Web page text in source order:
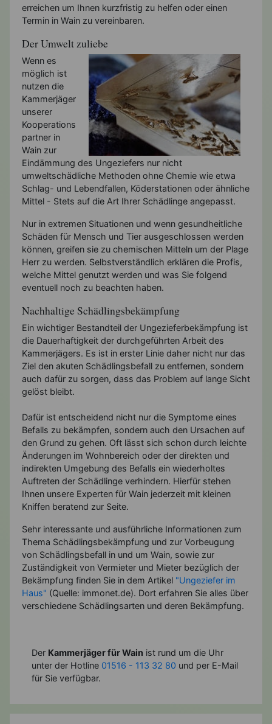
erreichen um Ihnen kurzfristig zu helfen oder einen
Termin in Wain zu vereinbaren.
Der Umwelt zuliebe
Wenn es
möglich ist
nutzen die
Kammerjäger
unserer
Kooperations
partner in
Wain zur
Eindämmung des Ungeziefers nur nicht
umweltschädliche Methoden ohne Chemie wie etwa
Schlag- und Lebendfallen, Köderstationen oder ähnliche
Mittel - Stets auf die Art Ihrer Schädlinge angepasst.
Nur in extremen Situationen und wenn gesundheitliche
Schäden für Mensch und Tier ausgeschlossen werden
können, greifen sie zu chemischen Mitteln um der Plage
Herr zu werden. Selbstverständlich erklären die Profis,
welche Mittel genutzt werden und was Sie folgend
eventuell noch zu beachten haben.
Nachhaltige Schädlingsbekämpfung
Ein wichtiger Bestandteil der Ungezieferbekämpfung ist
die Dauerhaftigkeit der durchgeführten Arbeit des
Kammerjägers. Es ist in erster Linie daher nicht nur das
Ziel den akuten Schädlingsbefall zu entfernen, sondern
auch dafür zu sorgen, dass das Problem auf lange Sicht
gelöst bleibt.
Dafür ist entscheidend nicht nur die Symptome eines
Befalls zu bekämpfen, sondern auch den Ursachen auf
den Grund zu gehen. Oft lässt sich schon durch leichte
Änderungen im Wohnbereich oder der direkten und
indirekten Umgebung des Befalls ein wiederholtes
Auftreten der Schädlinge verhindern. Hierfür stehen
Ihnen unsere Experten für Wain jederzeit mit kleinen
Kniffen beratend zur Seite.
Sehr interessante und ausführliche Informationen zum
Thema Schädlingsbekämpfung und zur Vorbeugung
von Schädlingsbefall in und um Wain, sowie zur
Zuständigkeit von Vermieter und Mieter bezüglich der
Bekämpfung finden Sie in dem Artikel "Ungeziefer im
Haus" (Quelle: immonet.de). Dort erfahren Sie alles über
verschiedene Schädlingsarten und deren Bekämpfung.
Der Kammerjäger für Wain ist rund um die Uhr
unter der Hotline 01516 - 113 32 80 und per E-Mail
für Sie verfügbar.